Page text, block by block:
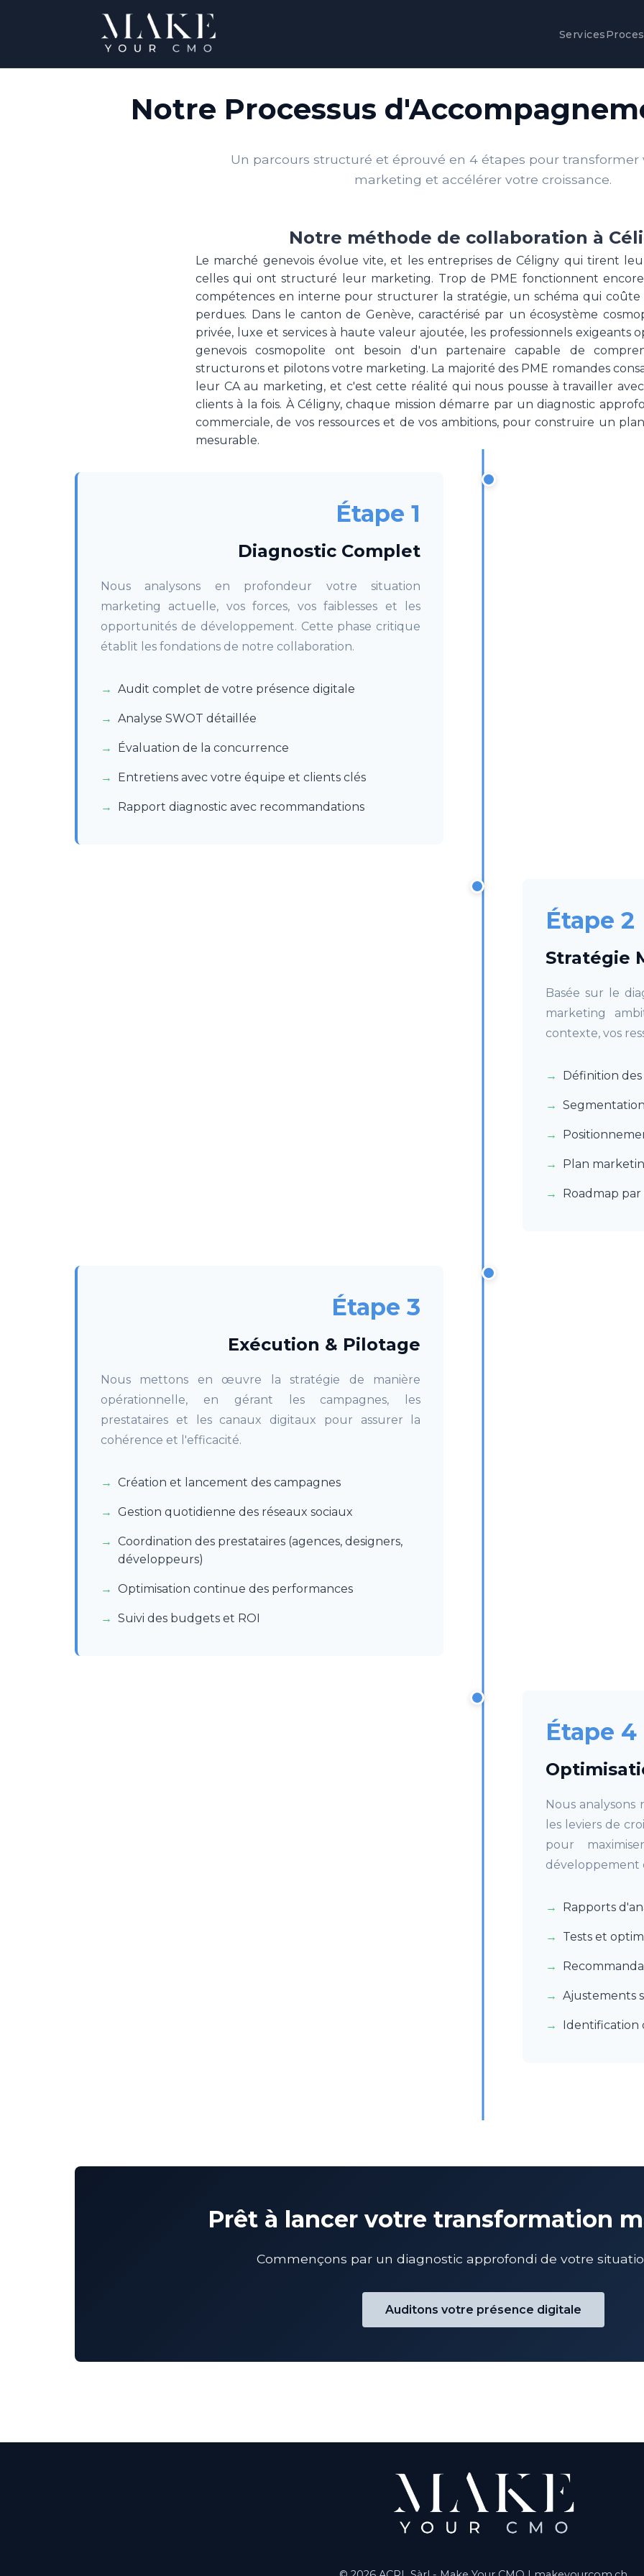
Services
Notre Processus
Un parcours structuré et éprouvé en 4 étapes pour transformer
marketing et accélérer votre croissance.
Notre méthode de collaboration à
Le marché genevois évolue vite, et les entreprises de Céligny qui tirent
celles qui ont structuré leur marketing. Trop de PME fonctionnent
compétences en interne pour structurer la stratégie, un schéma qui
perdues. Dans le canton de Genève, caractérisé par un écosystème
privée, luxe et services à haute valeur ajoutée, les professionnels exigeants
genevois cosmopolite ont besoin d'un partenaire capable de
structurons et pilotons votre marketing. La majorité des PME romandes
leur CA au marketing, et c'est cette réalité qui nous pousse à travailler
clients à la fois. À Céligny, chaque mission démarre par un diagnostic
commerciale, de vos ressources et de vos ambitions, pour construire un
mesurable.
Étape 1
Diagnostic Complet
Nous analysons en profondeur votre situation
marketing actuelle, vos forces, vos faiblesses et les
opportunités de développement. Cette phase critique
établit les fondations de notre collaboration.
Audit complet de votre présence digitale
Analyse SWOT détaillée
Évaluation de la concurrence
Entretiens avec votre équipe et clients clés
Rapport diagnostic avec recommandations
Étape 2
Stratégie
Basée sur le
marketing
contexte, vos
Définition des
Plan
Roadmap
Étape 3
Exécution & Pilotage
Nous mettons en œuvre la stratégie de manière
opérationnelle, en gérant les campagnes, les
prestataires et les canaux digitaux pour assurer la
cohérence et l'efficacité.
Création et lancement des campagnes
Gestion quotidienne des réseaux sociaux
Coordination des prestataires (agences, designers,
développeurs)
Optimisation continue des performances
Suivi des budgets et ROI
Étape 4
Nous
les leviers de
pour
développement
Rapports
Tests et
Ajustements
Identification
Prêt à lancer votre transformation
Commençons par un diagnostic approfondi de votre
Auditons votre présence digitale